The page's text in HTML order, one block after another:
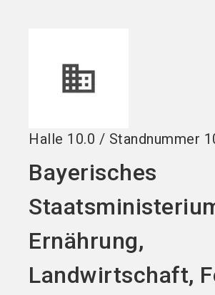
Halle 10.0 / Standnummer
Bayerisches
Ernährung,
Landwirtschaft,